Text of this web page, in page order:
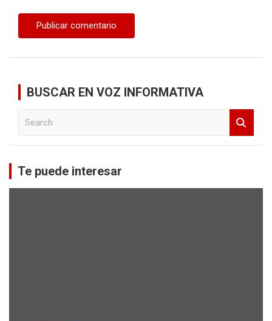
BUSCAR EN VOZ INFORMATIVA
c
h
Te puede interesar